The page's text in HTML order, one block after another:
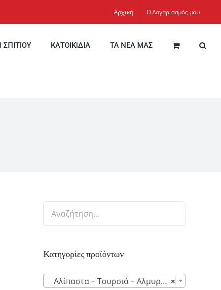
Αρχική Ο Λογαριασμός μου
ΣΠΙΤΙΟΥ ΚΑΤΟΙΚΙΔΙΑ ΤΑ ΝΕΑ ΜΑΣ
Κατηγορίες προϊόντων
×
Αλίπαστα – Τουρσιά – Αλμυρά επαλείμματα (10)